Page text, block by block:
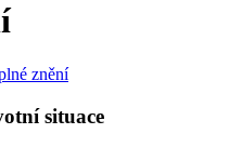
znění
situace